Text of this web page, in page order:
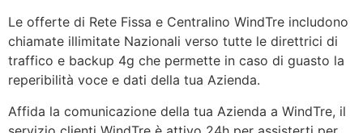
Le offerte di Rete Fissa e Centralino WindTre includono
chiamate illimitate Nazionali verso tutte le direttrici di
traffico e backup 4g che permette in caso di guasto la
reperibilità voce e dati della tua Azienda.
Affida la comunicazione della tua Azienda a WindTre, il